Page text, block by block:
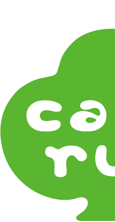
《器タイプ》
鉢・小鉢 Small Bowls
《器タイプ》
碗・椀・丼 Bowls
小皿・豆皿 Small
平皿 Flat Plates
中皿 Side Plates